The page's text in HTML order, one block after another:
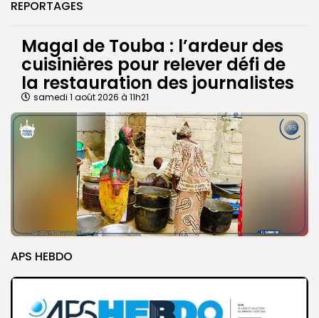
REPORTAGES
Magal de Touba : l’ardeur des
cuisinières pour relever défi de
la restauration des journalistes
samedi 1 août 2026 à 11h21
APS HEBDO